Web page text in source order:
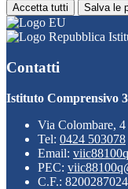
Accetta tutti Salva le
Contatti
Istituto Comprensivo
Via Colombare,
Tel: 0424 503078
Email:
PEC:
C.F.: